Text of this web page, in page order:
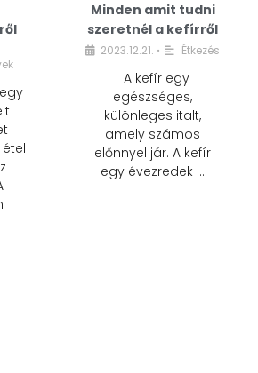
Minden amit tudni
szeretnél a kefírről
2023.12.21. • Étkezés
A kefír egy
egészséges,
különleges italt,
amely számos
előnnyel jár. A kefír
egy évezredek …